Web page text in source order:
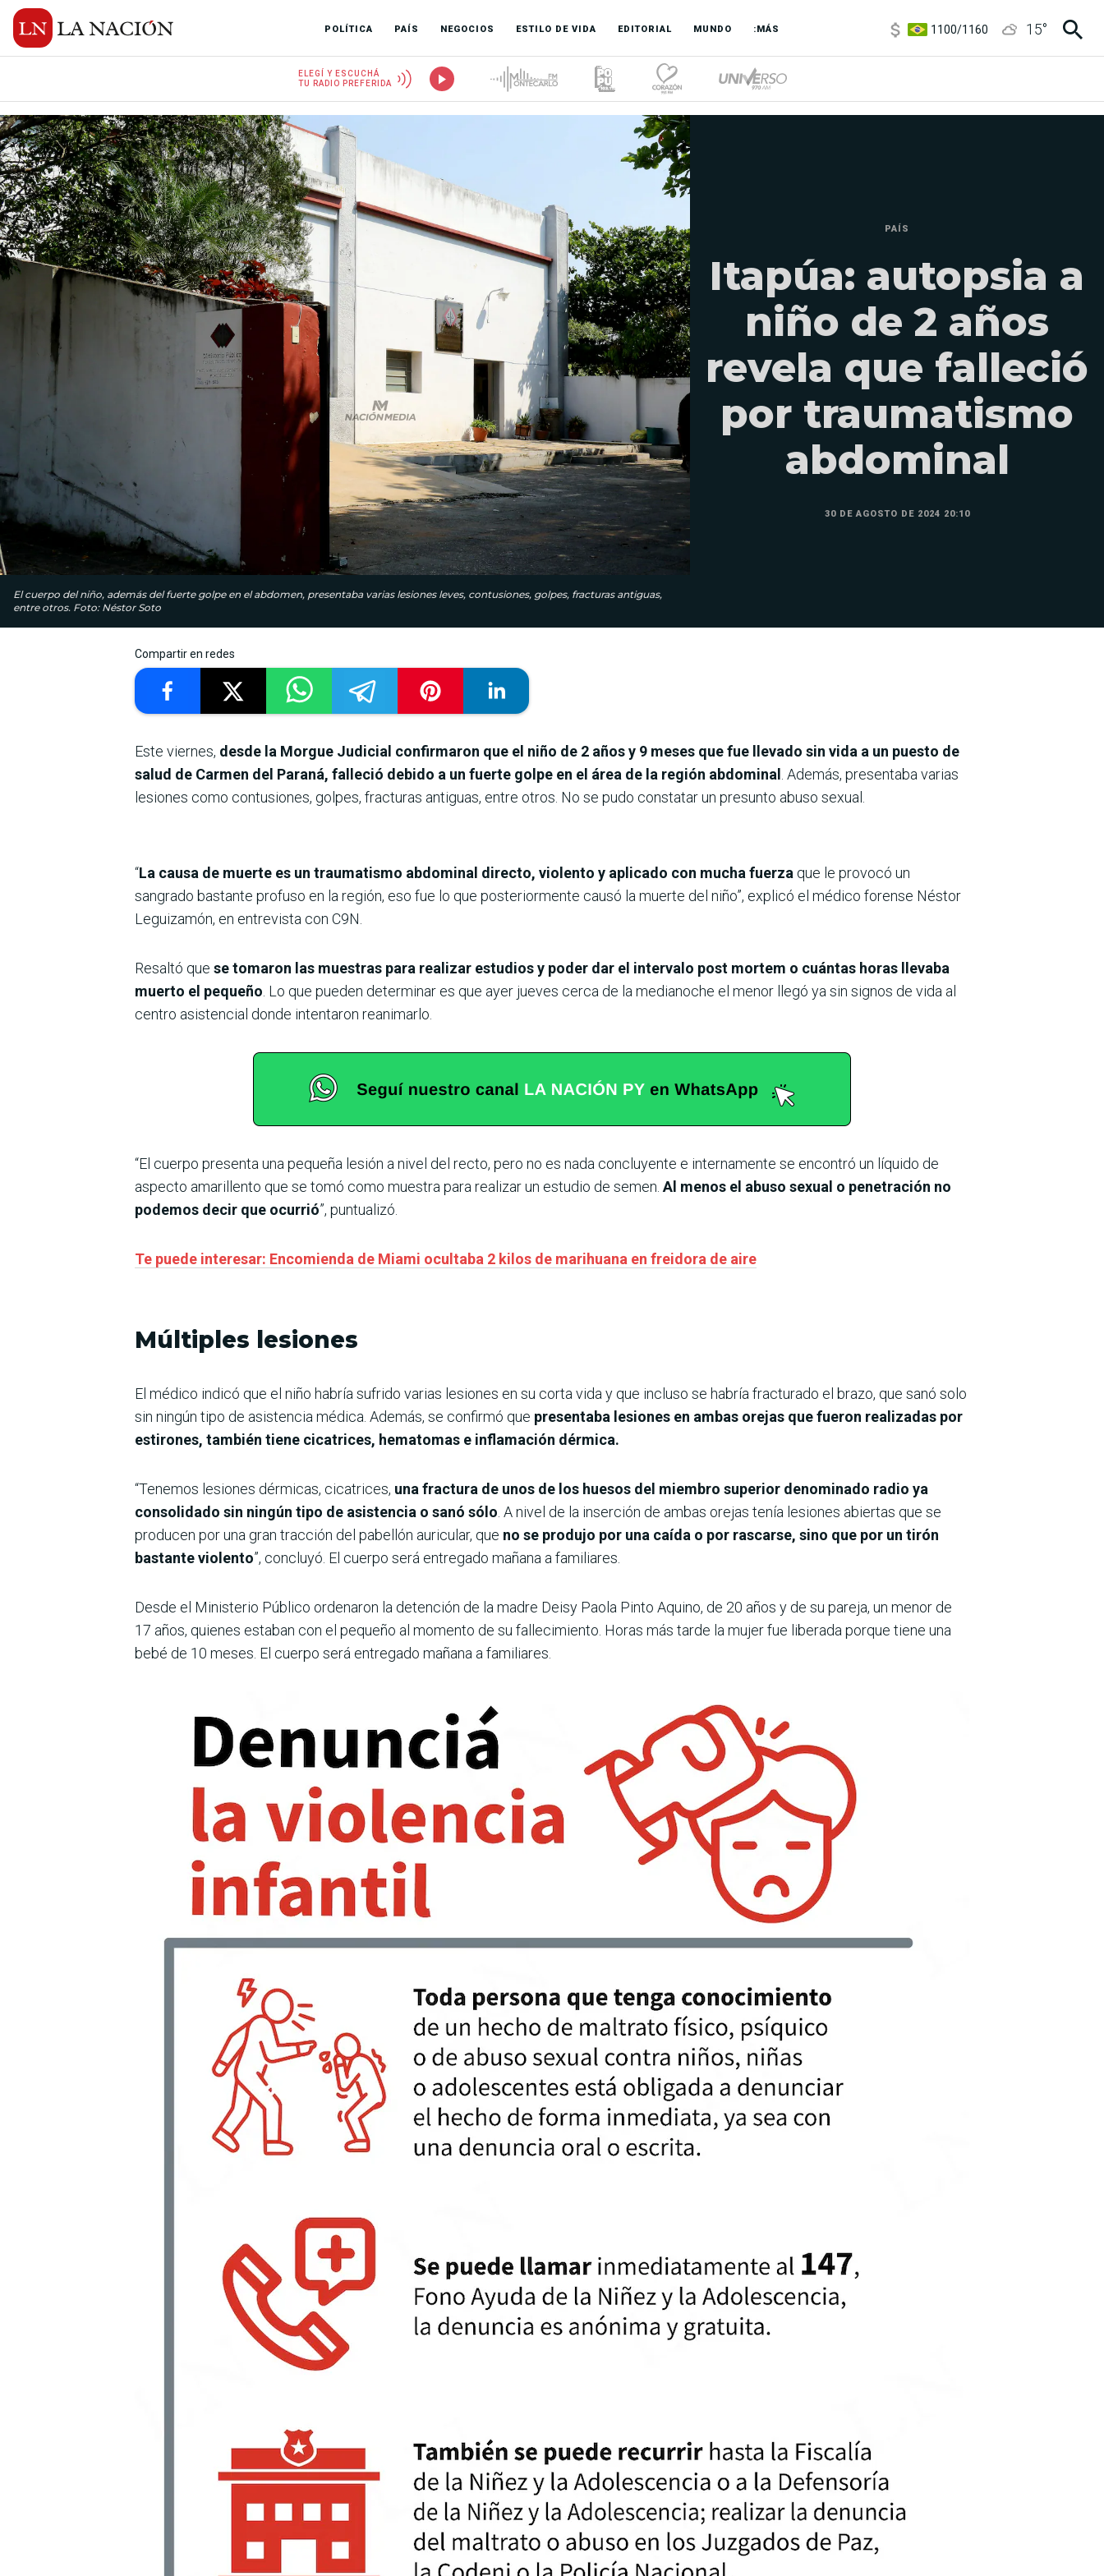
POLÍTICA PAÍS NEGOCIOS ESTILO DE VIDA EDITORIAL MUNDO :MÁS
1100/1160 15°
ELEGÍ Y ESCUCHÁ
TU RADIO PREFERIDA
El cuerpo del niño, además del fuerte golpe en el abdomen, presentaba varias lesiones leves, contusiones, golpes, fracturas antiguas,
entre otros. Foto: Néstor Soto
PAÍS
Itapúa: autopsia a
niño de 2 años
revela que falleció
por traumatismo
abdominal
30 DE AGOSTO DE 2024 20:10
Compartir en redes
Este viernes, desde la Morgue Judicial confirmaron que el niño de 2 años y 9 meses que fue llevado sin vida a un puesto de
salud de Carmen del Paraná, falleció debido a un fuerte golpe en el área de la región abdominal . Además, presentaba varias
lesiones como contusiones, golpes, fracturas antiguas, entre otros. No se pudo constatar un presunto abuso sexual.
“La causa de muerte es un traumatismo abdominal directo, violento y aplicado con mucha fuerza que le provocó un
sangrado bastante profuso en la región, eso fue lo que posteriormente causó la muerte del niño”, explicó el médico forense Néstor
Leguizamón, en entrevista con C9N.
Resaltó que se tomaron las muestras para realizar estudios y poder dar el intervalo post mortem o cuántas horas llevaba
muerto el pequeño . Lo que pueden determinar es que ayer jueves cerca de la medianoche el menor llegó ya sin signos de vida al
centro asistencial donde intentaron reanimarlo.
“El cuerpo presenta una pequeña lesión a nivel del recto, pero no es nada concluyente e internamente se encontró un líquido de
aspecto amarillento que se tomó como muestra para realizar un estudio de semen. Al menos el abuso sexual o penetración no
podemos decir que ocurrió”, puntualizó.
Te puede interesar: Encomienda de Miami ocultaba 2 kilos de marihuana en freidora de aire
Múltiples lesiones
El médico indicó que el niño habría sufrido varias lesiones en su corta vida y que incluso se habría fracturado el brazo, que sanó solo
sin ningún tipo de asistencia médica. Además, se confirmó que presentaba lesiones en ambas orejas que fueron realizadas por
estirones, también tiene cicatrices, hematomas e inflamación dérmica.
“Tenemos lesiones dérmicas, cicatrices, una fractura de unos de los huesos del miembro superior denominado radio ya
consolidado sin ningún tipo de asistencia o sanó sólo . A nivel de la inserción de ambas orejas tenía lesiones abiertas que se
producen por una gran tracción del pabellón auricular, que no se produjo por una caída o por rascarse, sino que por un tirón
bastante violento”, concluyó. El cuerpo será entregado mañana a familiares.
Desde el Ministerio Público ordenaron la detención de la madre Deisy Paola Pinto Aquino, de 20 años y de su pareja, un menor de
17 años, quienes estaban con el pequeño al momento de su fallecimiento. Horas más tarde la mujer fue liberada porque tiene una
bebé de 10 meses. El cuerpo será entregado mañana a familiares.